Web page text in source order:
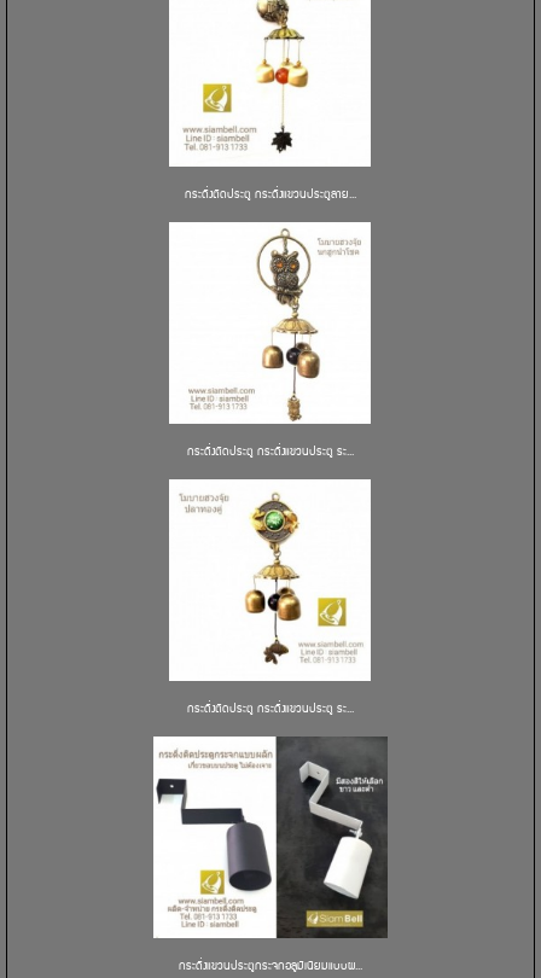
กระดิ่งติดประตู กระดิ่งแขวนประตูลาย...
กระดิ่งติดประตู กระดิ่งแขวนประตู ระ...
กระดิ่งติดประตู กระดิ่งแขวนประตู ระ...
กระดิ่งแขวนประตูกระจกอลูมิเนียมแบบผ...